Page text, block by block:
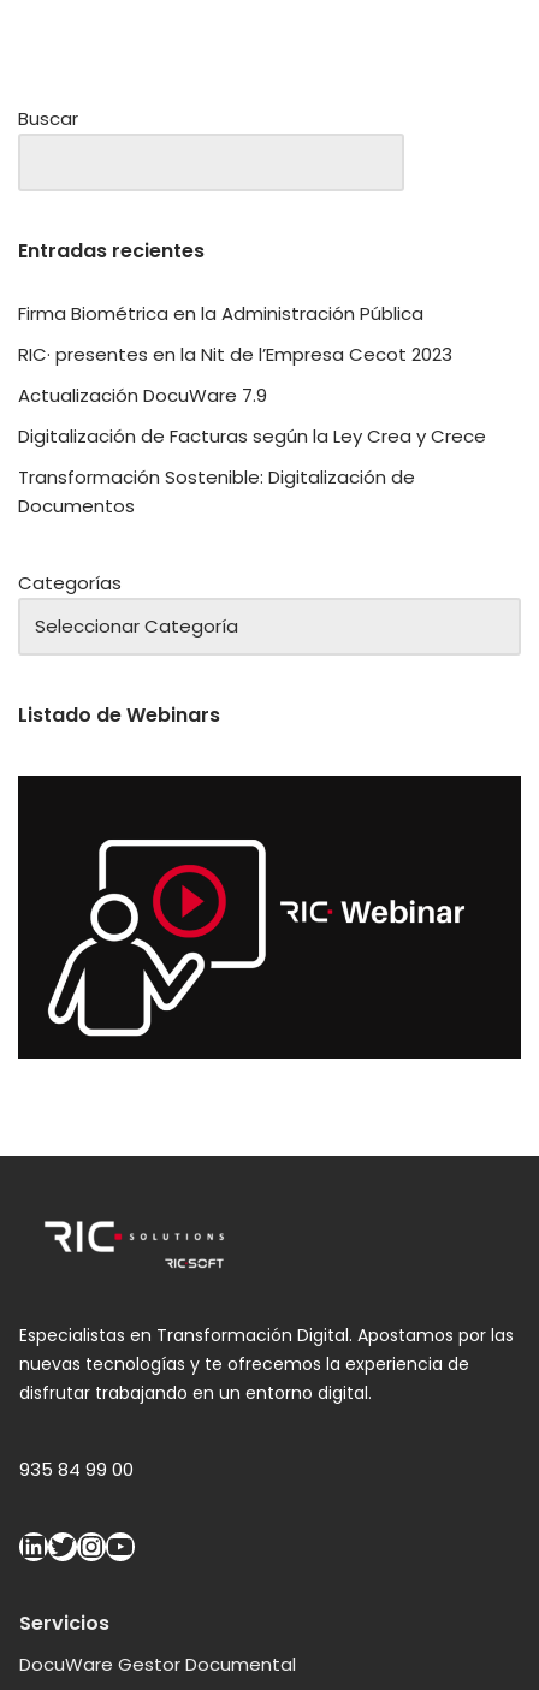
Buscar
Entradas recientes
Firma Biométrica en la Administración Pública
RIC· presentes en la Nit de l’Empresa Cecot 2023
Actualización DocuWare 7.9
Digitalización de Facturas según la Ley Crea y Crece
Transformación Sostenible: Digitalización de
Documentos
Categorías
Listado de Webinars
Especialistas en Transformación Digital. Apostamos por las
nuevas tecnologías y te ofrecemos la experiencia de
disfrutar trabajando en un entorno digital.
935 84 99 00
Servicios
DocuWare Gestor Documental